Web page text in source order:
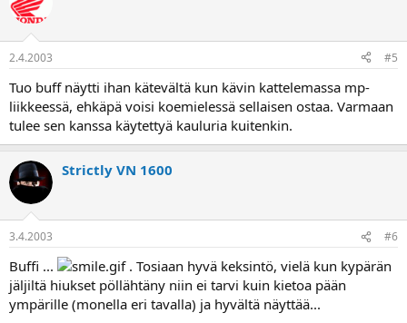
2.4.2003 #5
Tuo buff näytti ihan kätevältä kun kävin kattelemassa mp-
liikkeessä, ehkäpä voisi koemielessä sellaisen ostaa. Varmaan
tulee sen kanssa käytettyä kauluria kuitenkin.
Strictly VN 1600
3.4.2003 #6
Buffi ...
. Tosiaan hyvä keksintö, vielä kun kypärän
jäljiltä hiukset pöllähtäny niin ei tarvi kuin kietoa pään
ympärille (monella eri tavalla) ja hyvältä näyttää...